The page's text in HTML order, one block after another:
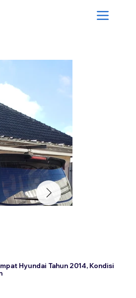
Hyundai Tahun 2014, Kondisi